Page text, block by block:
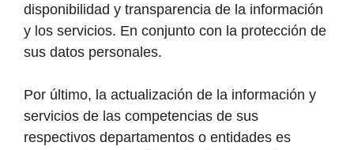
disponibilidad y transparencia de la información
y los servicios. En conjunto con la protección de
sus datos personales.
Por último, la actualización de la información y
servicios de las competencias de sus
respectivos departamentos o entidades es